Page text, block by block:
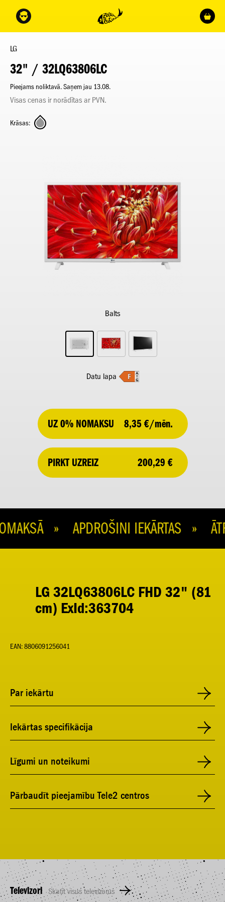
LG
32" / 32LQ63806LC
Pieejams noliktavā. Saņem jau 13.08.
Visas cenas ir norādītas ar PVN.
Krāsas:
Balts
Datu lapa
UZ 0% NOMAKSU 8,35 €/mēn.
PIRKT UZREIZ 200,29 €
» APDROŠINI IEKĀRTAS »
LG 32LQ63806LC FHD 32" (81
cm) ExId:363704
EAN: 8806091256041
Par iekārtu
Iekārtas specifikācija
Līgumi un noteikumi
Pārbaudīt pieejamību Tele2 centros
Televizori Skatīt visus televizorus